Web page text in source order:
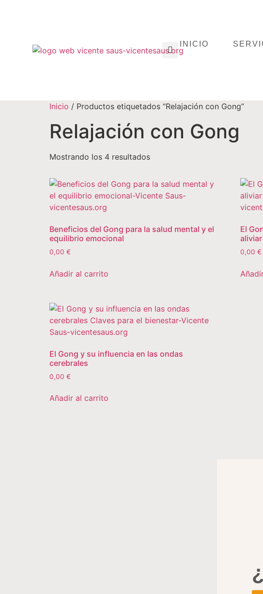
INICIO
Inicio / Productos etiquetados “Relajación con Gong”
Relajación con Gong
Mostrando los 4 resultados
Beneficios del Gong para la salud mental y el
equilibrio emocional
0,00 €
Añadir al carrito
El
0,00 €
El Gong y su influencia en las ondas
cerebrales
0,00 €
Añadir al carrito